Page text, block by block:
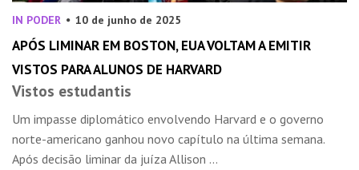
IN PODER 10 de junho de 2025
APÓS LIMINAR EM BOSTON, EUA VOLTAM A EMITIR
VISTOS PARA ALUNOS DE HARVARD
Vistos estudantis
Um impasse diplomático envolvendo Harvard e o governo
norte-americano ganhou novo capítulo na última semana.
Após decisão liminar da juíza Allison ...